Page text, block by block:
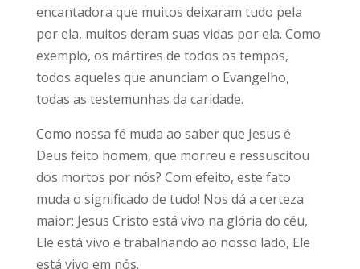
encantadora que muitos deixaram tudo pela
por ela, muitos deram suas vidas por ela. Como
exemplo, os mártires de todos os tempos,
todos aqueles que anunciam o Evangelho,
todas as testemunhas da caridade.
Como nossa fé muda ao saber que Jesus é
Deus feito homem, que morreu e ressuscitou
dos mortos por nós? Com efeito, este fato
muda o significado de tudo! Nos dá a certeza
maior: Jesus Cristo está vivo na glória do céu,
Ele está vivo e trabalhando ao nosso lado, Ele
está vivo em nós.